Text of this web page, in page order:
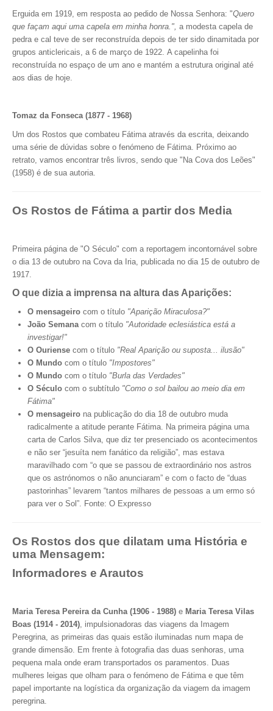
Erguida em 1919, em resposta ao pedido de Nossa Senhora: "Quero
que façam aqui uma capela em minha honra.", a modesta capela de
pedra e cal teve de ser reconstruída depois de ter sido dinamitada por
grupos anticlericais, a 6 de março de 1922. A capelinha foi
reconstruída no espaço de um ano e mantém a estrutura original até
aos dias de hoje.
Tomaz da Fonseca (1877 - 1968)
Um dos Rostos que combateu Fátima através da escrita, deixando
uma série de dúvidas sobre o fenómeno de Fátima. Próximo ao
retrato, vamos encontrar três livros, sendo que "Na Cova dos Leões"
(1958) é de sua autoria.
Os Rostos de Fátima a partir dos Media
Primeira página de "O Século" com a reportagem incontornável sobre
o dia 13 de outubro na Cova da Iria, publicada no dia 15 de outubro de
1917.
O que dizia a imprensa na altura das Aparições:
O mensageiro com o título "Aparição Miraculosa?"
João Semana com o título "Autoridade eclesiástica está a
investigar!"
O Ouriense com o título "Real Aparição ou suposta... ilusão"
O Mundo com o título "Impostores"
O Mundo com o título "Burla das Verdades"
O Século com o subtítulo "Como o sol bailou ao meio dia em
Fátima"
O mensageiro na publicação do dia 18 de outubro muda
radicalmente a atitude perante Fátima. Na primeira página uma
carta de Carlos Silva, que diz ter presenciado os acontecimentos
e não ser “jesuíta nem fanático da religião”, mas estava
maravilhado com “o que se passou de extraordinário nos astros
que os astrónomos o não anunciaram” e com o facto de “duas
pastorinhas” levarem “tantos milhares de pessoas a um ermo só
para ver o Sol”. Fonte: O Expresso
Os Rostos dos que dilatam uma História e
uma Mensagem:
Informadores e Arautos
Maria Teresa Pereira da Cunha (1906 - 1988) e Maria Teresa Vilas
Boas (1914 - 2014), impulsionadoras das viagens da Imagem
Peregrina, as primeiras das quais estão iluminadas num mapa de
grande dimensão. Em frente à fotografia das duas senhoras, uma
pequena mala onde eram transportados os paramentos. Duas
mulheres leigas que olham para o fenómeno de Fátima e que têm
papel importante na logística da organização da viagem da imagem
peregrina.